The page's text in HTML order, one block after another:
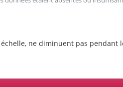
ne diminuent pas pendant